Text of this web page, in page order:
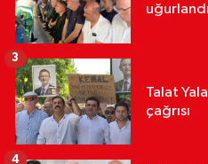
uğurlandı
Talat
çağrısı
3
4